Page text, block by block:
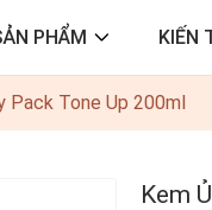
PHẨM KIẾN
Pack Tone Up 200ml
Kem